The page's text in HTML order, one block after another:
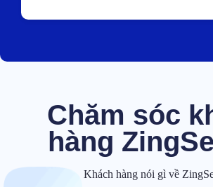
Chăm sóc
hàng
Khách hàng nói gì về